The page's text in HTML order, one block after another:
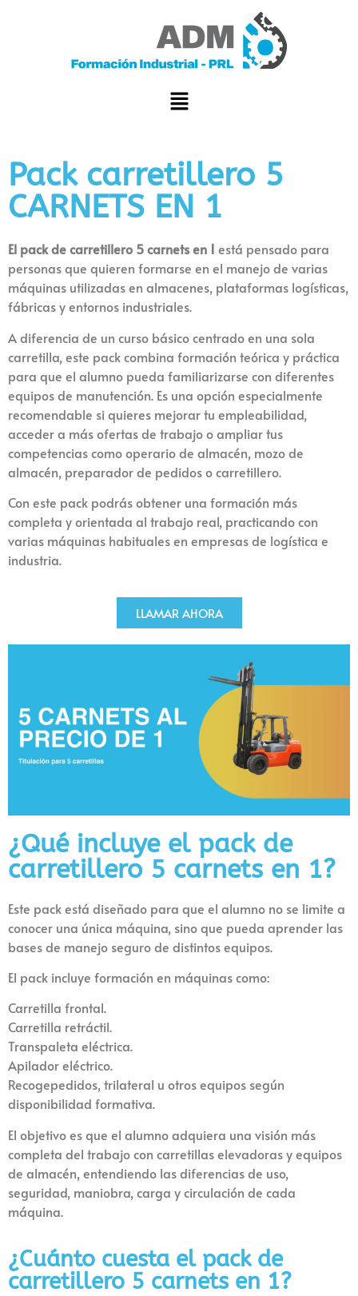
Pack carretillero 5
CARNETS EN 1
El pack de carretillero 5 carnets en 1 está pensado para
personas que quieren formarse en el manejo de varias
máquinas utilizadas en almacenes, plataformas logísticas,
fábricas y entornos industriales.
A diferencia de un curso básico centrado en una sola
carretilla, este pack combina formación teórica y práctica
para que el alumno pueda familiarizarse con diferentes
equipos de manutención. Es una opción especialmente
recomendable si quieres mejorar tu empleabilidad,
acceder a más ofertas de trabajo o ampliar tus
competencias como operario de almacén, mozo de
almacén, preparador de pedidos o carretillero.
Con este pack podrás obtener una formación más
completa y orientada al trabajo real, practicando con
varias máquinas habituales en empresas de logística e
industria.
LLAMAR AHORA
¿Qué incluye el pack de
carretillero 5 carnets en 1?
Este pack está diseñado para que el alumno no se limite a
conocer una única máquina, sino que pueda aprender las
bases de manejo seguro de distintos equipos.
El pack incluye formación en máquinas como:
Carretilla frontal.
Carretilla retráctil.
Transpaleta eléctrica.
Apilador eléctrico.
Recogepedidos, trilateral u otros equipos según
disponibilidad formativa.
El objetivo es que el alumno adquiera una visión más
completa del trabajo con carretillas elevadoras y equipos
de almacén, entendiendo las diferencias de uso,
seguridad, maniobra, carga y circulación de cada
máquina.
¿Cuánto cuesta el pack de
carretillero 5 carnets en 1?